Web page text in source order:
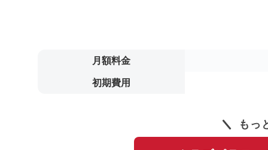
月額料金
初期費用
もっ